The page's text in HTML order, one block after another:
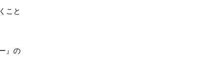
こと
』の